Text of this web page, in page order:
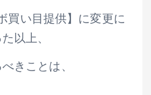
買い目提供】に変更に
以上、
きことは、